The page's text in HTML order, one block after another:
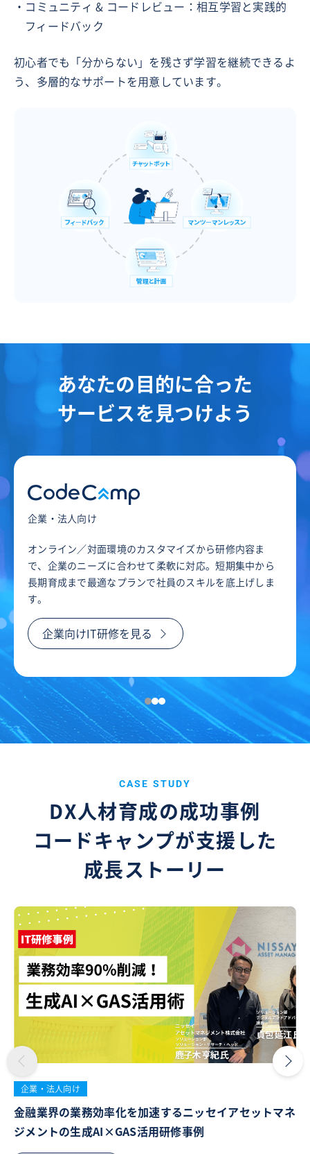
・コミュニティ & コードレビュー：相互学習と実践的
フィードバック
初心者でも「分からない」を残さず学習を継続できるよ
う、多層的なサポートを用意しています。
あなたの目的に合った
サービスを見つけよう
企業・法人向け
オンライン／対面環境のカスタマイズから研修内容ま
で、企業のニーズに合わせて柔軟に対応。短期集中から
長期育成まで最適なプランで社員のスキルを底上げしま
す。
企業向けIT研修を見る
CASE STUDY
DX人材育成の成功事例
コードキャンプが支援した
成長ストーリー
企業・法人向け
金融業界の業務効率化を加速するニッセイアセットマネ
ジメントの生成AI×GAS活用研修事例